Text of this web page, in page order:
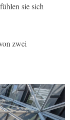
sie sich
zwei